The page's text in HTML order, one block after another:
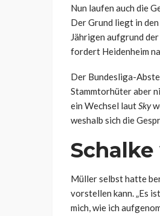
Nun laufen auch die
Der Grund liegt in
Jährigen aufgrund
fordert Heidenheim
Der Bundesliga-
Stammtorhüter aber
ein Wechsel lautSky
weshalb sich die
Müller selbst hatte
vorstellen kann. „Es
mich, wie ich